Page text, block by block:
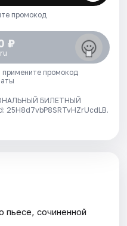
промокод
₽
примените промокод
БИЛЕТНЫЙ
пьесе, сочиненной